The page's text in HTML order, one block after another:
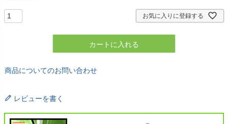
お気に入りに登録する
カートに入れる
商品についてのお問い合わせ
レビューを書く